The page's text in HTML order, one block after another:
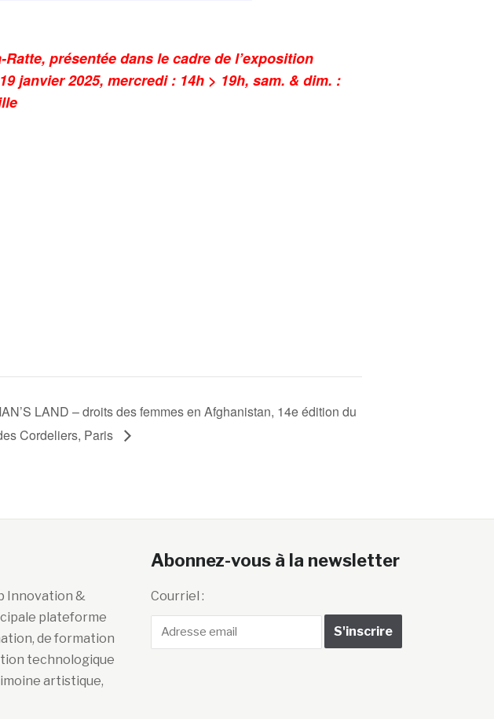
présentée dans le cadre de l’exposition
janvier 2025, mercredi : 14h > 19h, sam. & dim. :
LAND – droits des femmes en Afghanistan, 14e édition du
Cordeliers, Paris
Innovation &
plateforme
de formation
technologique
artistique,
Abonnez-vous à la newsletter
Courriel :